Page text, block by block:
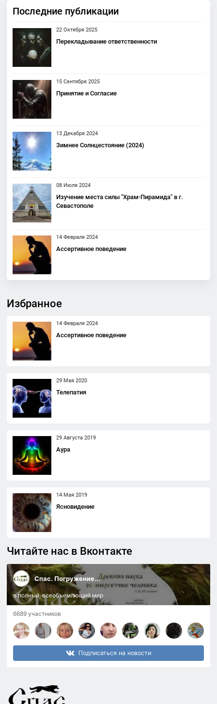
Последние публикации
22 Октября 2025
Перекладывание ответственности
15 Сентября 2025
Принятие и Согласие
13 Декабря 2024
Зимнее Солнцестояние (2024)
08 Июля 2024
Изучение места силы "Храм-Пирамида" в г.
Севастополе
14 Февраля 2024
Ассертивное поведение
Избранное
14 Февраля 2024
Ассертивное поведение
29 Мая 2020
Телепатия
29 Августа 2019
Аура
14 Мая 2019
Ясновидение
Читайте нас в Вконтакте
Спас. Погружение...
в полный, всеобъемлющий мир
6689 участников
Подписаться на новости